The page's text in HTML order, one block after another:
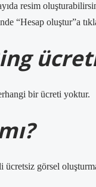
resim
“Hesap oluştur”a
bir ücreti yoktur.
ücretsiz görsel